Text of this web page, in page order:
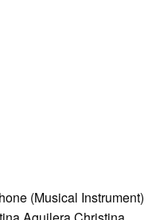
(Musical Instrument)